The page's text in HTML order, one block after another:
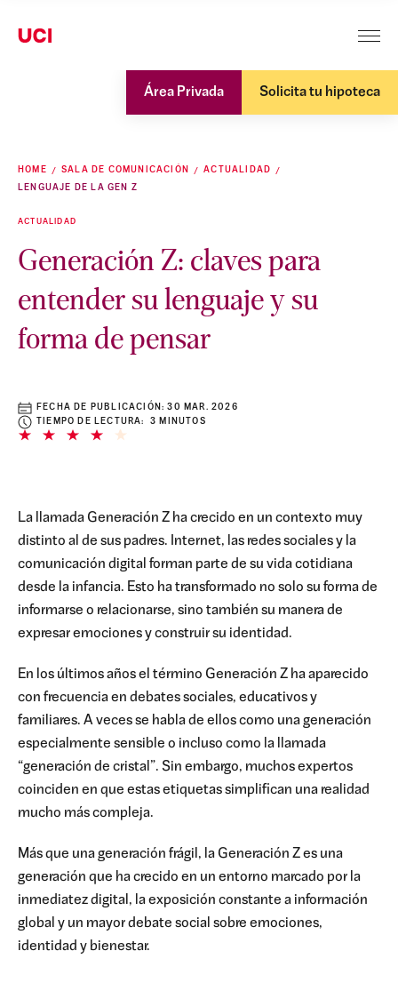
Área Privada Solicita tu hipoteca
HOME SALA DE COMUNICACIÓN
ACTUALIDAD
LENGUAJE DE LA GEN Z
ACTUALIDAD
Generación Z: claves para
entender su lenguaje y su
forma de pensar
FECHA DE PUBLICACIÓN:30 MAR. 2026
TIEMPO DE LECTURA: 3 MINUTOS
La llamada Generación Z ha crecido en un contexto muy
distinto al de sus padres. Internet, las redes sociales y la
comunicación digital forman parte de su vida cotidiana
desde la infancia. Esto ha transformado no solo su forma de
informarse o relacionarse, sino también su manera de
expresar emociones y construir su identidad.
En los últimos años el término Generación Z ha aparecido
con frecuencia en debates sociales, educativos y
familiares. A veces se habla de ellos como una generación
especialmente sensible o incluso como la llamada
“generación de cristal”. Sin embargo, muchos expertos
coinciden en que estas etiquetas simplifican una realidad
mucho más compleja.
Más que una generación frágil, la Generación Z es una
generación que ha crecido en un entorno marcado por la
inmediatez digital, la exposición constante a información
global y un mayor debate social sobre emociones,
identidad y bienestar.